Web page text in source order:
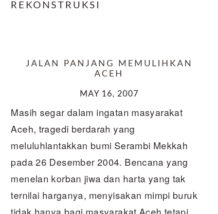
REKONSTRUKSI
JALAN PANJANG MEMULIHKAN
ACEH
MAY 16, 2007
Masih segar dalam ingatan masyarakat
Aceh, tragedi berdarah yang
meluluhlantakkan bumi Serambi Mekkah
pada 26 Desember 2004. Bencana yang
menelan korban jiwa dan harta yang tak
ternilai harganya, menyisakan mimpi buruk
tidak hanya bagi masyarakat Aceh tetapi